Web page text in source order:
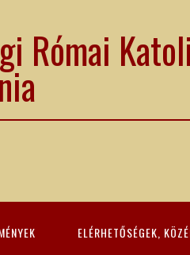
Római
ELÉRHETŐSÉGEK,